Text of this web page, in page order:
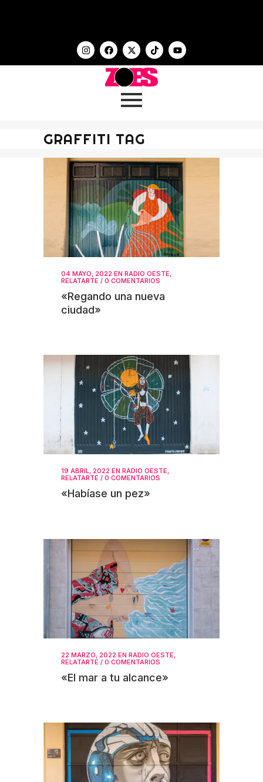
GRAFFITI TAG
04 MAYO, 2022 EN RADIO OESTE
RELATARTE / 0 COMENTARIOS
«Regando una nueva
ciudad»
19 ABRIL, 2022 EN RADIO OESTE
RELATARTE / 0 COMENTARIOS
«Habíase un pez»
22 MARZO, 2022 EN RADIO OESTE
RELATARTE / 0 COMENTARIOS
«El mar a tu alcance»